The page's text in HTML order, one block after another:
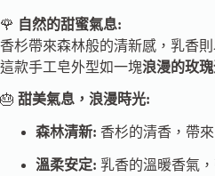
🌹 自然的甜蜜氣息:
香杉帶來森林般的清新感，乳香
這款手工皂外型如一塊浪漫的玫
🎂 甜美氣息，浪漫時光:
森林清新: 香杉的清香，帶
溫柔安定: 乳香的溫暖香氣